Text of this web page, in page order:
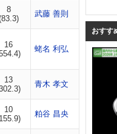
8
武藤 善則
16
蛯名 利弘
13
青木 孝文
10
粕谷 昌央
おすす